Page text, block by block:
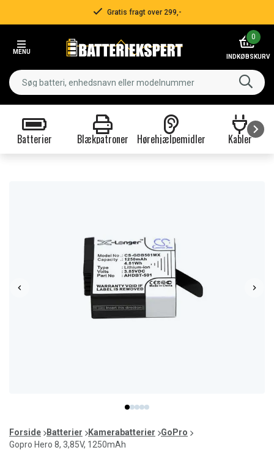
Gratis fragt over 299,-
MENU
0
INDKØBSKURV
Batterier Blækpatroner Hørehjælpemidler Kabler
item
0
item
1
item
2
item
3
item
4
of
5
Forside Batterier Kamerabatterier
GoPro
Gopro Hero 8, 3,85V, 1250mAh